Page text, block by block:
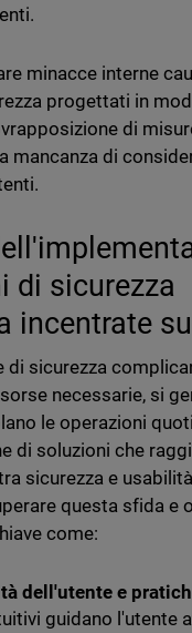
minacce interne
progettati in
di
mancanza di
di sicurezza
incentrate
di sicurezza
necessarie, si
le operazioni
di soluzioni che
sicurezza e
questa sfida e
come:
dell'utente e
guidano l'utente